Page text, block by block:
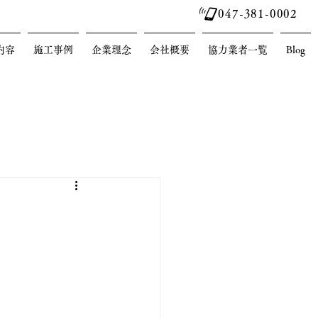
047-381-0002
容 施工事例 企業理念 会社概要 協力業者一覧 Blog